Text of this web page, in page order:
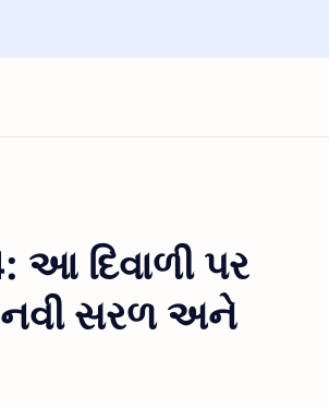
આ દિવાળી પર
નવી સરળ અને